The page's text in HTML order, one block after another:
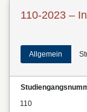
110-2023 –
Allgemein
110